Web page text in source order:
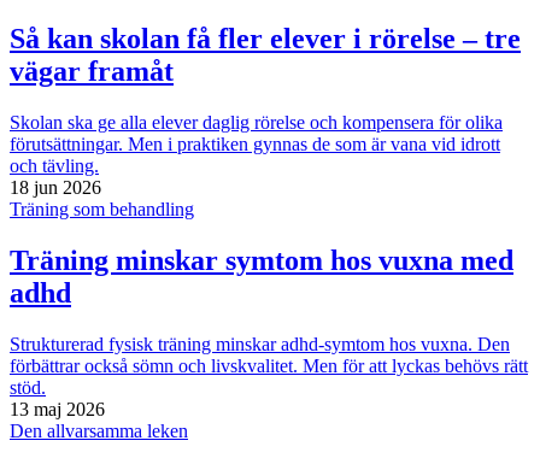
Så kan skolan få fler elever i rörelse – tre
vägar framåt
Skolan ska ge alla elever daglig rörelse och kompensera för olika
förutsättningar. Men i praktiken gynnas de som är vana vid idrott
och tävling.
18 jun 2026
Träning som behandling
Träning minskar symtom hos vuxna med
adhd
Strukturerad fysisk träning minskar adhd-symtom hos vuxna. Den
förbättrar också sömn och livskvalitet. Men för att lyckas behövs rätt
stöd.
13 maj 2026
Den allvarsamma leken